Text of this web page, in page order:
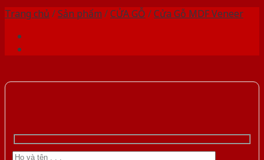
Trang chủ /Sản phẩm /CỬA GỖ /Cửa Gỗ MDF Veneer